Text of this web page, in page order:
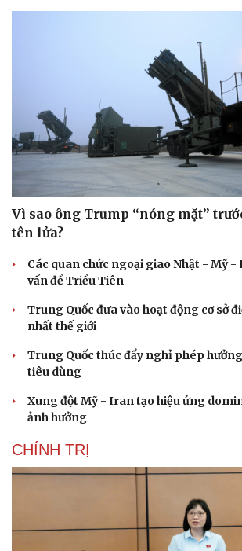
Dinh dưỡng - món ngon
Sản phụ khoa
Nhi khoa
Làm đẹp - giảm cân
Phòng mạch online
Ăn sạch sống khỏe
Đời sống
Nhà đẹp
Tình yêu
Vì sao ông Trump “nóng mặt”
tên lửa?
Các quan chức ngoại giao Nhật - Mỹ -
vấn đề Triều Tiên
Trung Quốc đưa vào hoạt động cơ sở
nhất thế giới
Trung Quốc thúc đẩy nghỉ phép
tiêu dùng
Xung đột Mỹ - Iran tạo hiệu ứng
ảnh hưởng
CHÍNH TRỊ